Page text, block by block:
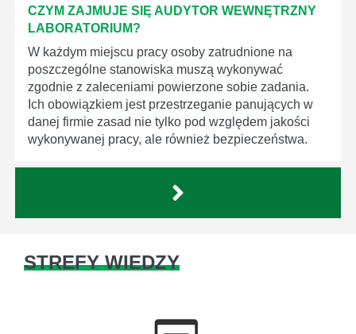
CZYM ZAJMUJE SIĘ AUDYTOR WEWNĘTRZNY
LABORATORIUM?
W każdym miejscu pracy osoby zatrudnione na
poszczególne stanowiska muszą wykonywać
zgodnie z zaleceniami powierzone sobie zadania.
Ich obowiązkiem jest przestrzeganie panujących w
danej firmie zasad nie tylko pod względem jakości
wykonywanej pracy, ale również bezpieczeństwa.
STREFY WIEDZY